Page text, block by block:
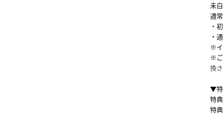
未
通
・
・
※イ
※ご
換
▼特
特
特